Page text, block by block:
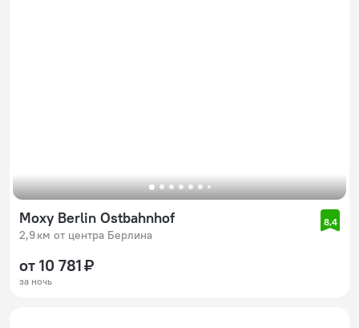
Moxy Berlin Ostbahnhof
2,9 км от центра Берлина
8,4
от 10 781 ₽
за ночь